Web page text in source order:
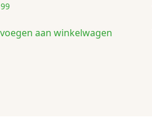
aan winkelwagen